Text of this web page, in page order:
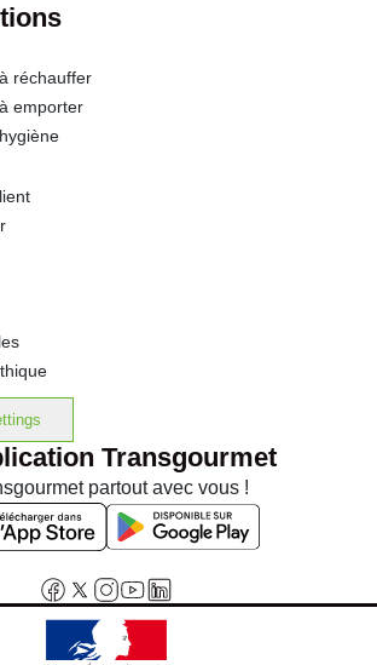
réchauffer
emporter
Transgourmet
partout avec vous !